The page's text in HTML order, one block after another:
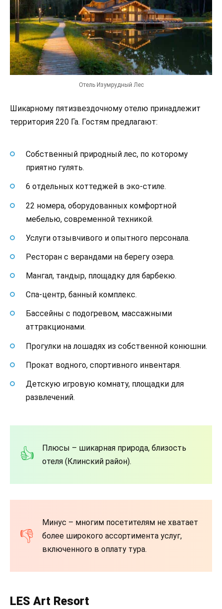
Отель Изумрудный Лес
Шикарному пятизвездочному отелю принадлежит
территория 220 Га. Гостям предлагают:
Собственный природный лес, по которому
приятно гулять.
6 отдельных коттеджей в эко-стиле.
22 номера, оборудованных комфортной
мебелью, современной техникой.
Услуги отзывчивого и опытного персонала.
Ресторан с верандами на берегу озера.
Мангал, тандыр, площадку для барбекю.
Спа-центр, банный комплекс.
Бассейны с подогревом, массажными
аттракционами.
Прогулки на лошадях из собственной конюшни.
Прокат водного, спортивного инвентаря.
Детскую игровую комнату, площадки для
развлечений.
Плюсы – шикарная природа, близость
отеля (Клинский район).
Минус – многим посетителям не хватает
более широкого ассортимента услуг,
включенного в оплату тура.
LES Art Resort